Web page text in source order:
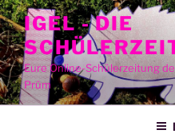
Zum
Inhalt
springen
IGEL - DIE
Eure Online-Schülerzeitung
Prüm